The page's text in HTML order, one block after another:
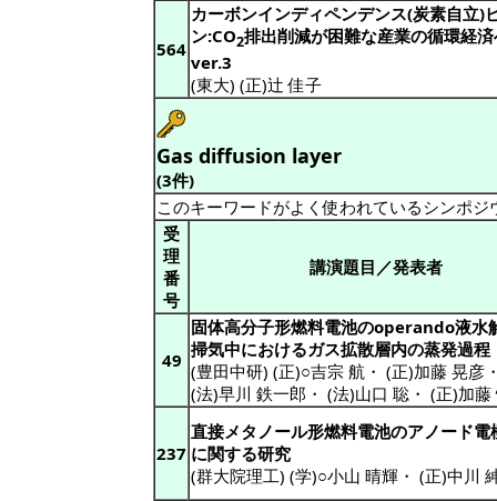
564
カーボンインディペンデンス(炭素自立)
ン:CO2排出削減が困難な産業の循環経
ver.3
(東大) (正)辻 佳子
Gas diffusion layer
(3件)
このキーワードがよく使われているシンポ
受
理
番
号
講演題目／発表者
49
固体高分子形燃料電池のoperando液水
掃気中におけるガス拡散層内の蒸発過程
(豊田中研) (正)○吉宗 航 ・ (正)加藤 晃彦
(法)早川 鉄一郎 ・ (法)山口 聡 ・ (正)加藤
237
直接メタノール形燃料電池のアノード電
に関する研究
(群大院理工) (学)○小山 晴輝 ・ (正)中川